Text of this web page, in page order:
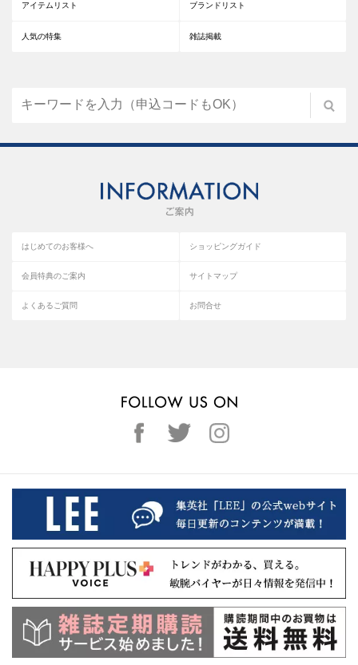
アイテムリスト ブランドリスト
人気の特集 雑誌掲載
はじめてのお客様へ ショッピングガイド
会員特典のご案内 サイトマップ
よくあるご質問 お問合せ